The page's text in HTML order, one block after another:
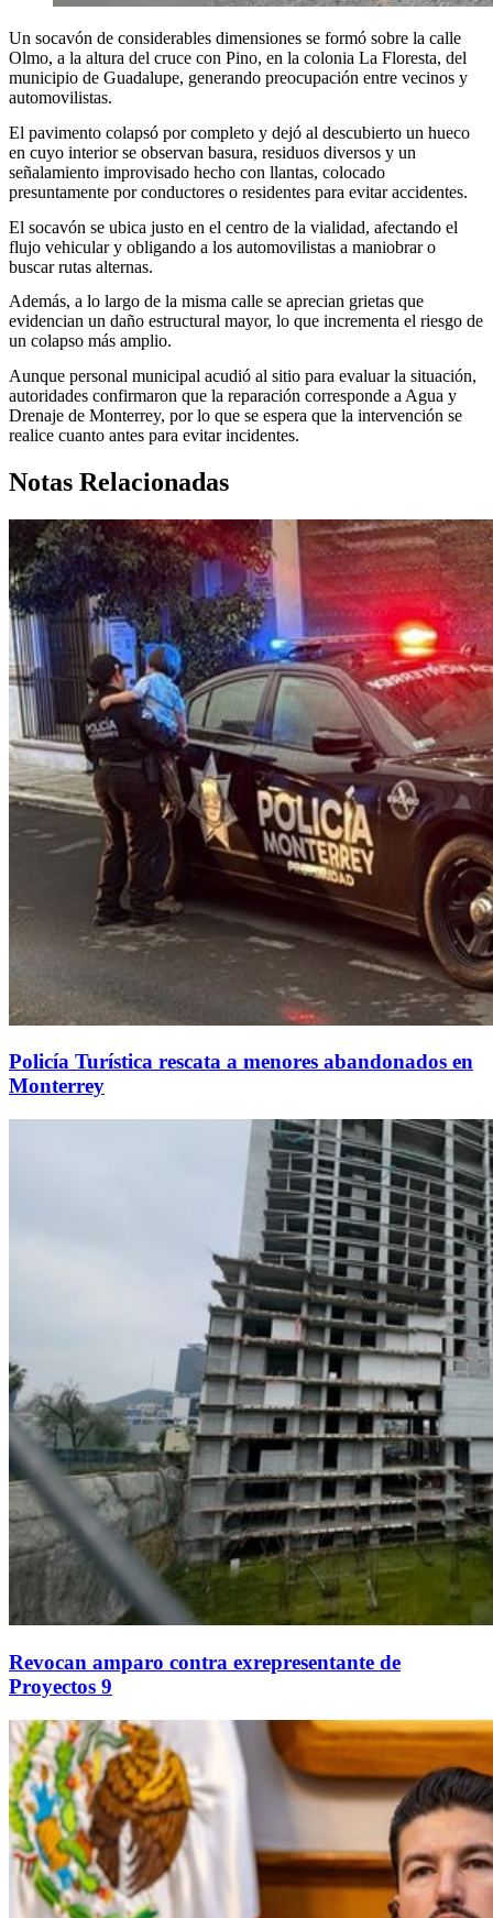
Un socavón de considerables dimensiones se formó sobre la calle
Olmo, a la altura del cruce con Pino, en la colonia La Floresta, del
municipio de Guadalupe, generando preocupación entre vecinos y
automovilistas.
El pavimento colapsó por completo y dejó al descubierto un hueco
en cuyo interior se observan basura, residuos diversos y un
señalamiento improvisado hecho con llantas, colocado
presuntamente por conductores o residentes para evitar accidentes.
El socavón se ubica justo en el centro de la vialidad, afectando el
flujo vehicular y obligando a los automovilistas a maniobrar o
buscar rutas alternas.
Además, a lo largo de la misma calle se aprecian grietas que
evidencian un daño estructural mayor, lo que incrementa el riesgo de
un colapso más amplio.
Aunque personal municipal acudió al sitio para evaluar la situación,
autoridades confirmaron que la reparación corresponde a Agua y
Drenaje de Monterrey, por lo que se espera que la intervención se
realice cuanto antes para evitar incidentes.
Notas Relacionadas
Policía Turística rescata a menores abandonados en
Monterrey
Revocan amparo contra exrepresentante de
Proyectos 9